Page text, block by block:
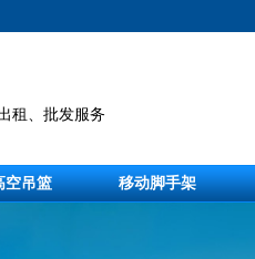
租、批发服务
空吊篮 移动脚手架